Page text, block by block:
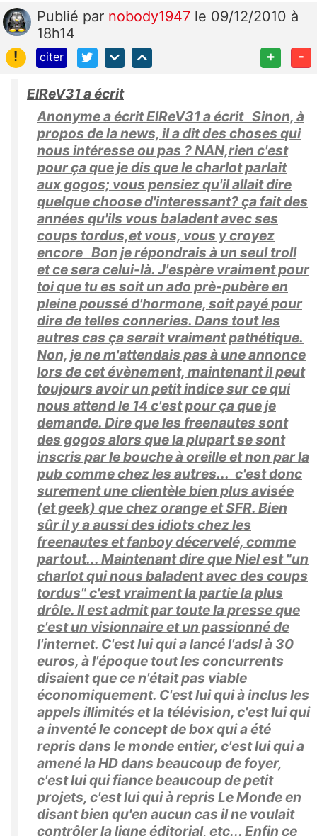
Publié par nobody1947 le 09/12/2010 à
18h14
!
citer + -
ElReV31 a écrit
Anonyme a écrit ElReV31 a écrit Sinon, à
propos de la news, il a dit des choses qui
nous intéresse ou pas ? NAN,rien c'est
pour ça que je dis que le charlot parlait
aux gogos; vous pensiez qu'il allait dire
quelque choose d'interessant? ça fait des
années qu'ils vous baladent avec ses
coups tordus,et vous, vous y croyez
encore Bon je répondrais à un seul troll
et ce sera celui-là. J'espère vraiment pour
toi que tu es soit un ado prè-pubère en
pleine poussé d'hormone, soit payé pour
dire de telles conneries. Dans tout les
autres cas ça serait vraiment pathétique.
Non, je ne m'attendais pas à une annonce
lors de cet évènement, maintenant il peut
toujours avoir un petit indice sur ce qui
nous attend le 14 c'est pour ça que je
demande. Dire que les freenautes sont
des gogos alors que la plupart se sont
inscris par le bouche à oreille et non par la
pub comme chez les autres... c'est donc
surement une clientèle bien plus avisée
(et geek) que chez orange et SFR. Bien
sûr il y a aussi des idiots chez les
freenautes et fanboy décervelé, comme
partout... Maintenant dire que Niel est "un
charlot qui nous baladent avec des coups
tordus" c'est vraiment la partie la plus
drôle. Il est admit par toute la presse que
c'est un visionnaire et un passionné de
l'internet. C'est lui qui a lancé l'adsl à 30
euros, à l'époque tout les concurrents
disaient que ce n'était pas viable
économiquement. C'est lui qui à inclus les
appels illimités et la télévision, c'est lui qui
a inventé le concept de box qui a été
repris dans le monde entier, c'est lui qui a
amené la HD dans beaucoup de foyer,
c'est lui qui fiance beaucoup de petit
projets, c'est lui qui à repris Le Monde en
disant bien qu'en aucun cas il ne voulait
contrôler la ligne éditorial, etc... Enfin ce